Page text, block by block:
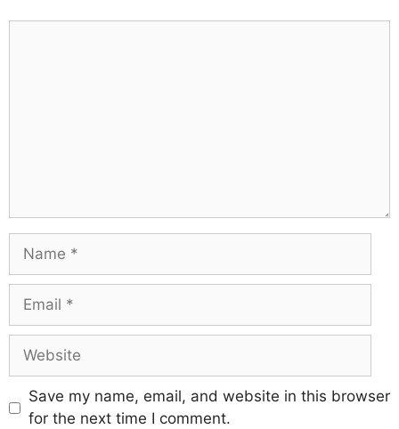
Save my name, email, and website in this browser
for the next time I comment.